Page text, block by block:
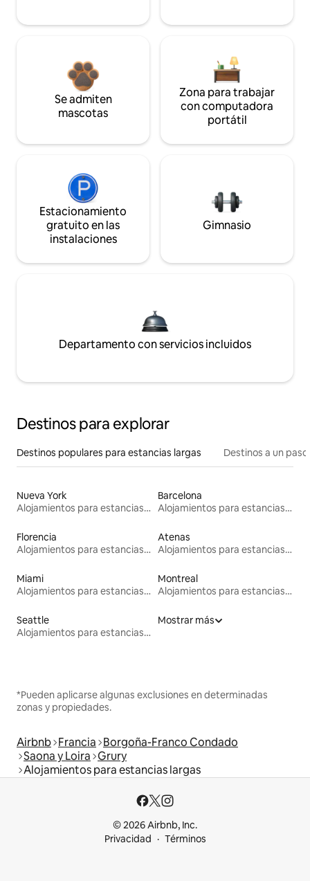
Se admiten
mascotas
Zona para trabajar
con computadora
portátil
Estacionamiento
gratuito en las
instalaciones
Gimnasio
Departamento con servicios incluidos
Destinos para explorar
Destinos populares para estancias largas Destinos a un
Nueva York
Alojamientos para estancias largas
Barcelona
Alojamientos para estancias largas
Florencia
Alojamientos para estancias largas
Atenas
Alojamientos para estancias largas
Miami
Alojamientos para estancias largas
Montreal
Alojamientos para estancias largas
Seattle
Alojamientos para estancias largas
Mostrar más
*Pueden aplicarse algunas exclusiones en determinadas
zonas y propiedades.
Airbnb Francia Borgoña-Franco Condado
Saona y Loira Grury
Alojamientos para estancias largas
© 2026 Airbnb, Inc.
Privacidad
Términos